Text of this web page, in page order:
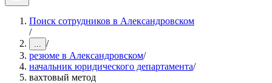
Поиск сотрудников в Александровском
/
... /
резюме в Александровском/
начальник юридического департамента/
вахтовый метод